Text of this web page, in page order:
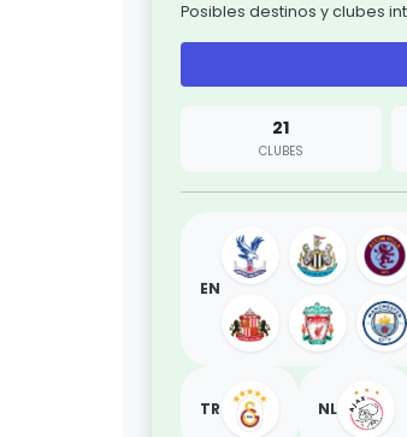
Posibles destinos y clubes
21
CLUBES
EN
TR NL